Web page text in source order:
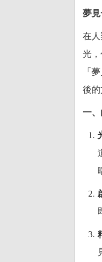
夢
在
光
「
後的
一